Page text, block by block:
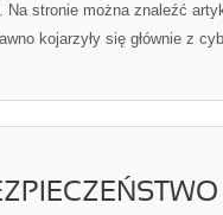
stronie można znaleźć
kojarzyły się głównie z